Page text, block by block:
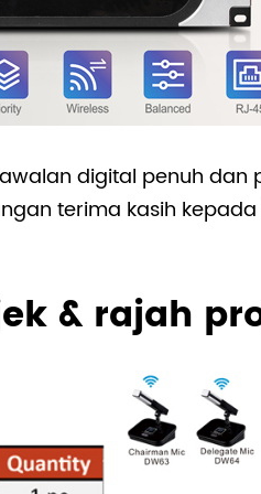
digital penuh
terima kasih
& rajah